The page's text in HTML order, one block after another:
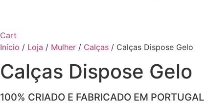
Cart
Início / Loja / Mulher / Calças / Calças Dispose Gelo
Calças Dispose Gelo
100% CRIADO E FABRICADO EM PORTUGAL